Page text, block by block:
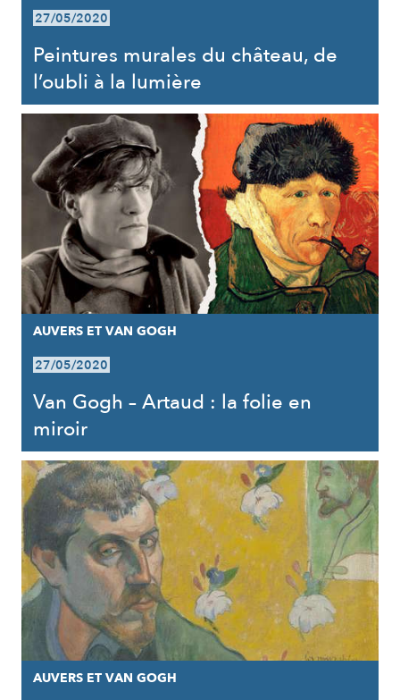
27/05/2020
Peintures murales du château, de
l’oubli à la lumière
AUVERS ET VAN GOGH
27/05/2020
Van Gogh – Artaud : la folie en
miroir
AUVERS ET VAN GOGH